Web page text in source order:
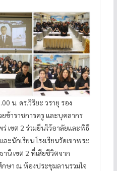
น. ดร.วิริยะ วรายุ รอง
ข้าราชการครู และบุคลากร
เขต 2 ร่วมยืนไว้อาลัยและพิธี
นักเรียน โรงเรียนวัดเขาพระ
นี เขต 2 ที่เสียชีวิตจาก
ษา ณ ห้องประชุมลานรวมใจ